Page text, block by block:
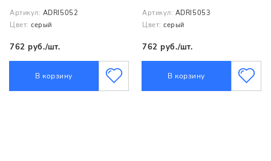
Артикул: ADRI5052
Цвет: серый
762 руб./шт.
В корзину
Артикул: ADRI5053
Цвет: серый
762 руб./шт.
В корзину